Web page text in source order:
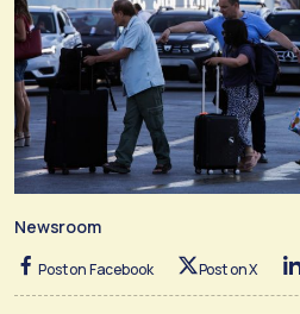
Newsroom
Post on Facebook Post on X